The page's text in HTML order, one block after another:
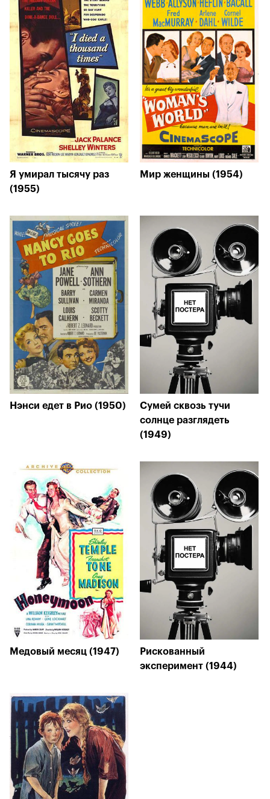
Я умирал тысячу раз
(1955)
Мир женщины (1954)
Нэнси едет в Рио (1950)
Сумей сквозь тучи
солнце разглядеть
(1949)
Медовый месяц (1947)
Рискованный
эксперимент (1944)